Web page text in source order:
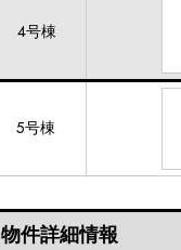
4号棟
5号棟
物件詳細情報